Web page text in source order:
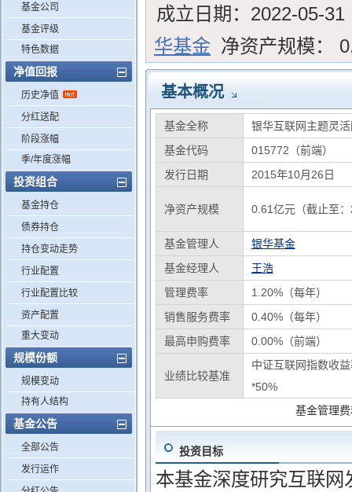
基金公司
基金评级
特色数据
净值回报
历史净值
分红送配
阶段涨幅
季/年度涨幅
投资组合
基金持仓
债券持仓
持仓变动走势
行业配置
行业配置比较
资产配置
重大变动
规模份额
规模变动
持有人结构
基金公告
全部公告
发行运作
成立日期： 2022-05-31
华基金 净资产规模：
基本概况
基金全称
银华互联网主题灵
基金代码
015772（前端）
发行日期
2015年10月26日
净资产规模 0.61亿元（截止至
基金管理人
银华基金
基金经理人
王浩
管理费率
1.20%（每年）
销售服务费率
0.40%（每年）
最高申购费率
0.00%（前端）
业绩比较基准
中证互联网指数收
*50%
基金管理
投资目标
本基金深度研究互联